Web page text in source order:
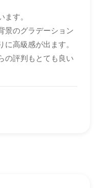
す。
景のグラデーション
高級感が出ます。
の評判もとても良い